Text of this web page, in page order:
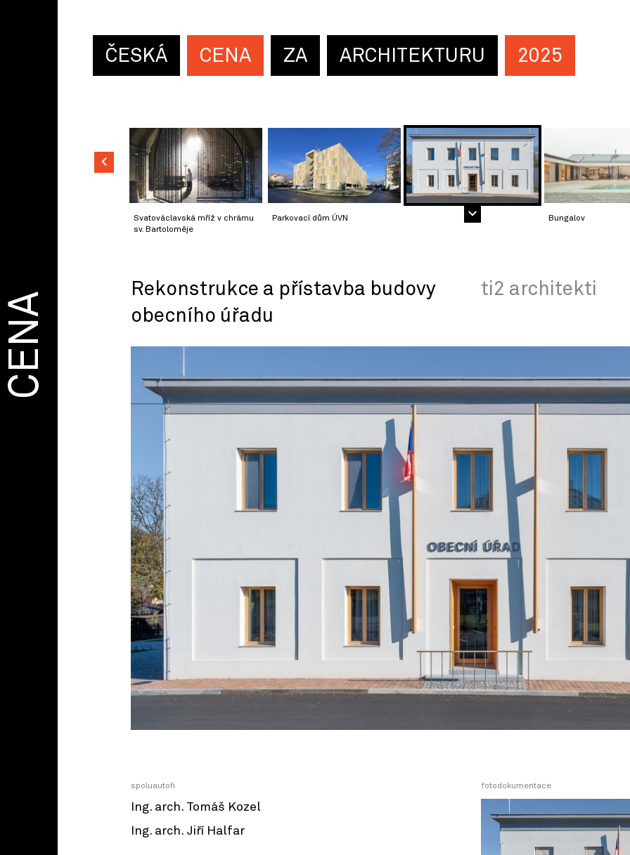
ČESKÁ CENA ZA ARCHITEKTURU 2025
Svatováclavská mříž v chrámu
sv. Bartoloměje
Parkovací dům ÚVN Bungalov
Rekonstrukce a přístavba budovy
obecního úřadu
ti2 architekti
spoluautoři
Ing. arch. Tomáš Kozel
Ing. arch. Jiří Halfar
fotodokumentace
CENA